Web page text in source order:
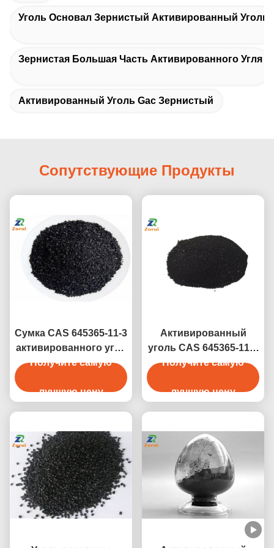
Уголь Основал Зернистый Активированный Уголь
Зернистая Большая Часть Активированного Угля
Активированный Уголь Gac Зернистый
Сопутствующие Продукты
Сумка CAS 645365-11-3
активированного угля
500kg 550kg угля
кокоса зернистая слон
Получите самую
лучшую цену
Активированный
уголь CAS 645365-11-3
лепешки водоочистки
Получите самую
лучшую цену